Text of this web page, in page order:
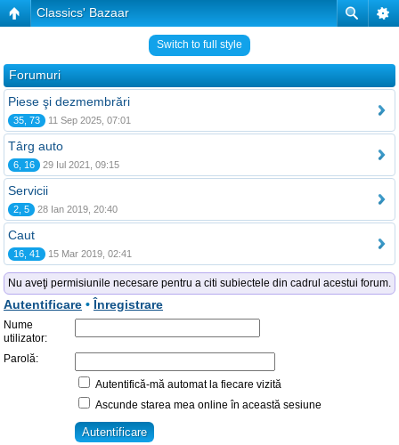
Classics' Bazaar
Switch to full style
Forumuri
Piese şi dezmembrări
35, 73 11 Sep 2025, 07:01
Târg auto
6, 16 29 Iul 2021, 09:15
Servicii
2, 5 28 Ian 2019, 20:40
Caut
16, 41 15 Mar 2019, 02:41
Nu aveţi permisiunile necesare pentru a citi subiectele din cadrul acestui forum.
Autentificare • Înregistrare
Nume
utilizator:
Parolă:
Autentifică-mă automat la fiecare vizită
Ascunde starea mea online în această sesiune